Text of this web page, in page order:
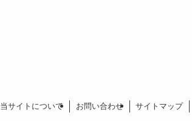
当サイトについて お問い合わせ サイトマップ